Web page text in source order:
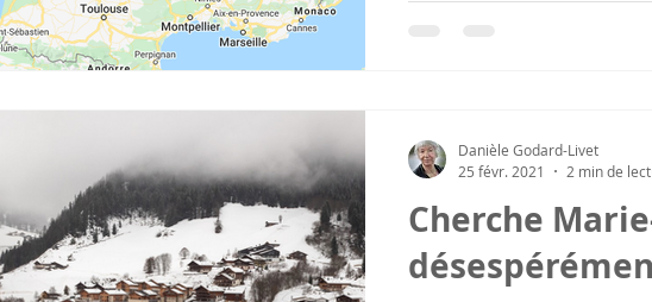
Cherche
Danièle Godard-Livet
25 févr. 2021
2 min de